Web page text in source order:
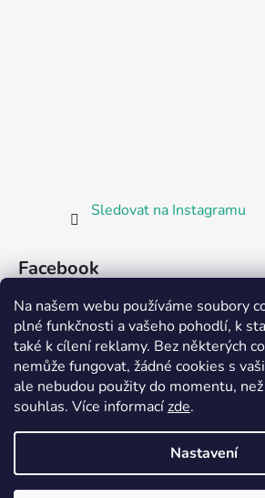
Na našem webu používáme soubory
plné funkčnosti a vašeho pohodlí, k
také k cílení reklamy. Bez některých
nemůže fungovat, žádné cookies s
ale nebudou použity do momentu,
souhlas. Více informacízde.
Nastavení
Sledovat na Instagramu
Facebook
Partnerská prodejna